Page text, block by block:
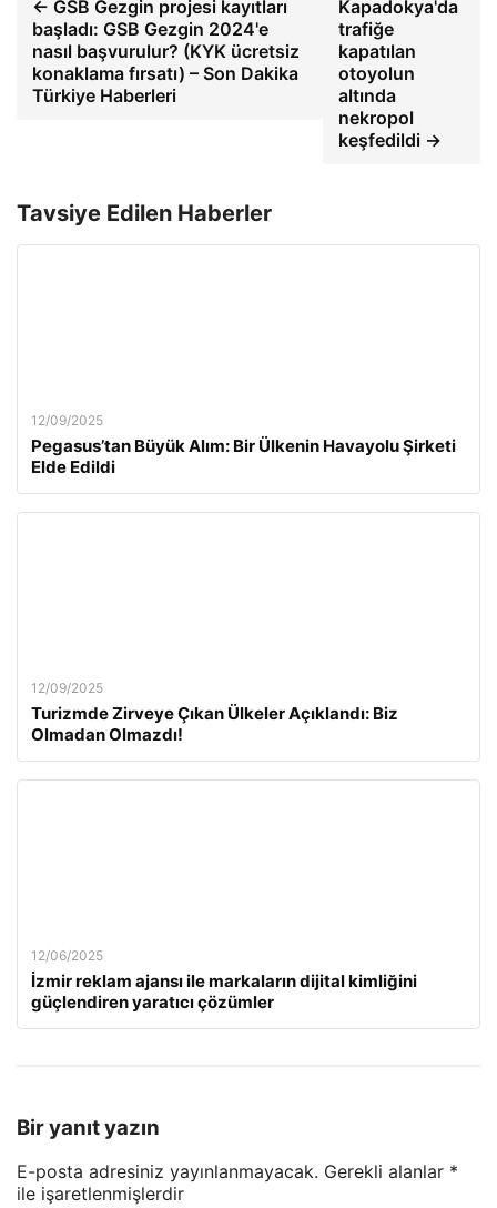
← GSB Gezgin projesi kayıtları
başladı: GSB Gezgin 2024'e
nasıl başvurulur? (KYK ücretsiz
konaklama fırsatı) – Son Dakika
Türkiye Haberleri
Kapadokya'da
trafiğe
kapatılan
otoyolun
altında
nekropol
keşfedildi →
Tavsiye Edilen Haberler
12/09/2025
Pegasus’tan Büyük Alım: Bir Ülkenin Havayolu Şirketi
Elde Edildi
12/09/2025
Turizmde Zirveye Çıkan Ülkeler Açıklandı: Biz
Olmadan Olmazdı!
12/06/2025
İzmir reklam ajansı ile markaların dijital kimliğini
güçlendiren yaratıcı çözümler
Bir yanıt yazın
E-posta adresiniz yayınlanmayacak. Gerekli alanlar *
ile işaretlenmişlerdir